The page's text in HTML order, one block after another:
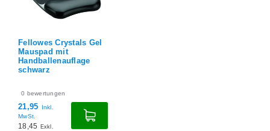
Fellowes Crystals Gel
Mauspad mit
Handballenauflage
schwarz
0 bewertungen
21,95
Inkl.
MwSt.
18,45
Exkl.